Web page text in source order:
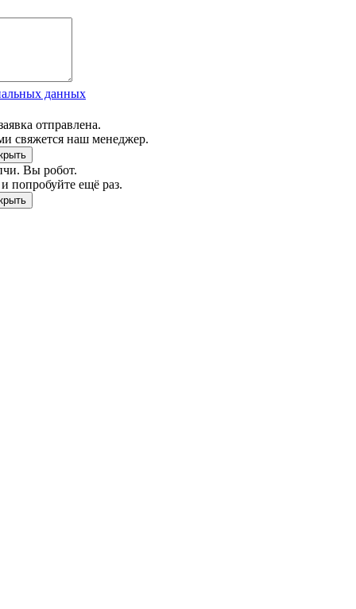
данных
отправлена.
свяжется наш менеджер.
Вы робот.
попробуйте ещё раз.